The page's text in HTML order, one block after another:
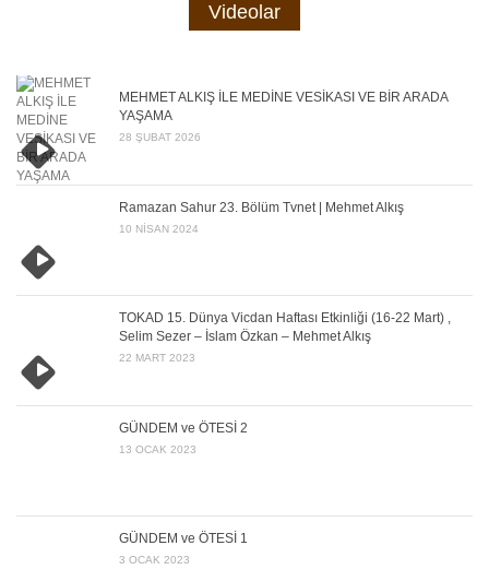
Videolar
MEHMET ALKIŞ İLE MEDİNE VESİKASI VE BİR ARADA
YAŞAMA
28 ŞUBAT 2026
Ramazan Sahur 23. Bölüm Tvnet | Mehmet Alkış
10 NISAN 2024
TOKAD 15. Dünya Vicdan Haftası Etkinliği (16-22 Mart) ,
Selim Sezer – İslam Özkan – Mehmet Alkış
22 MART 2023
GÜNDEM ve ÖTESİ 2
13 OCAK 2023
GÜNDEM ve ÖTESİ 1
3 OCAK 2023